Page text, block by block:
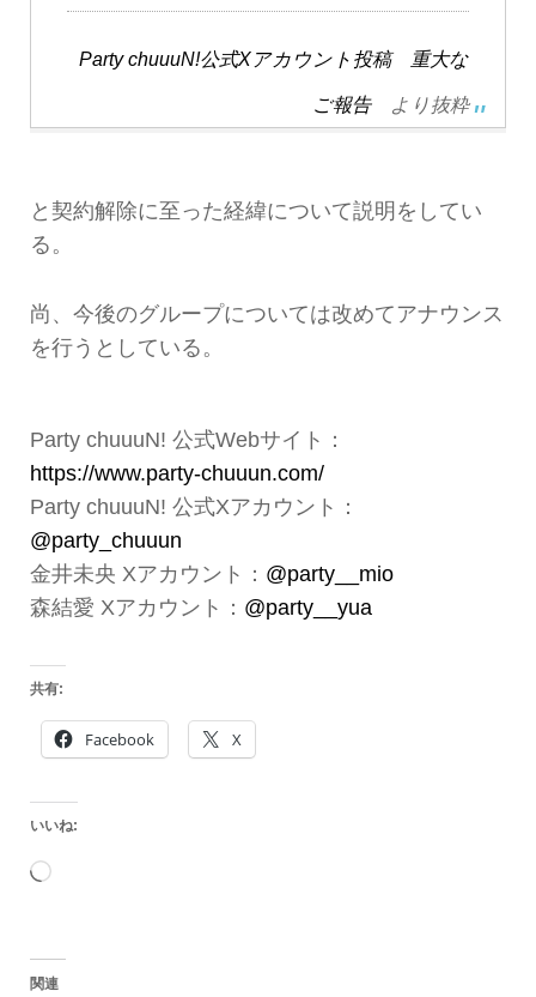
Party chuuuN!公式Xアカウント投稿 重大な
ご報告より抜粋
と契約解除に至った経緯について説明をしてい
る。
尚、今後のグループについては改めてアナウンス
を行うとしている。
Party chuuuN! 公式Webサイト：
https://www.party-chuuun.com/
Party chuuuN! 公式Xアカウント：
@party_chuuun
金井未央 Xアカウント： @party__mio
森結愛 Xアカウント： @party__yua
共有:
Facebook X
いいね:
読
込
関連